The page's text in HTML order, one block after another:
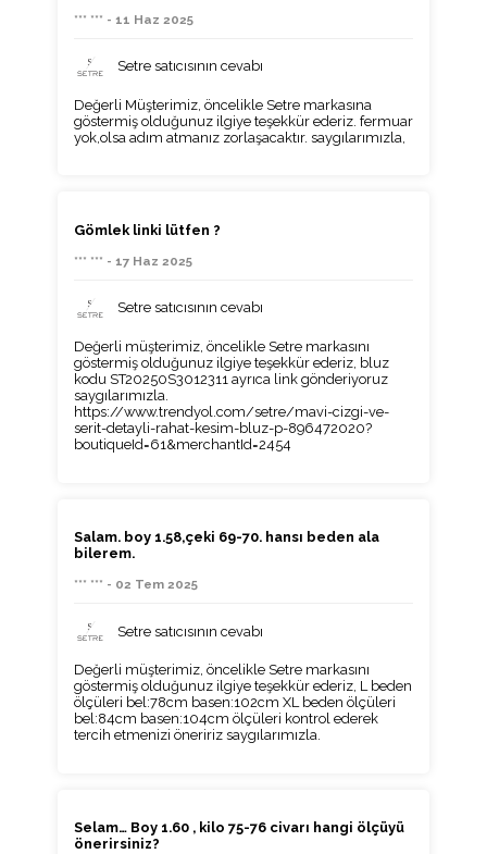
*** *** - 11 Haz 2025
Setre satıcısının cevabı
Değerli Müşterimiz, öncelikle Setre markasına
göstermiş olduğunuz ilgiye teşekkür ederiz. fermuar
yok,olsa adım atmanız zorlaşacaktır. saygılarımızla,
Gömlek linki lütfen ?
*** *** - 17 Haz 2025
Setre satıcısının cevabı
Değerli müşterimiz, öncelikle Setre markasını
göstermiş olduğunuz ilgiye teşekkür ederiz, bluz
kodu ST20250S3012311 ayrıca link gönderiyoruz
saygılarımızla.
https://www.trendyol.com/setre/mavi-cizgi-ve-
serit-detayli-rahat-kesim-bluz-p-896472020?
boutiqueId=61&merchantId=2454
Salam. boy 1.58,çeki 69-70. hansı beden ala
bilerem.
*** *** - 02 Tem 2025
Setre satıcısının cevabı
Değerli müşterimiz, öncelikle Setre markasını
göstermiş olduğunuz ilgiye teşekkür ederiz, L beden
ölçüleri bel:78cm basen:102cm XL beden ölçüleri
bel:84cm basen:104cm ölçüleri kontrol ederek
tercih etmenizi öneririz saygılarımızla.
Selam… Boy 1.60 , kilo 75-76 civarı hangi ölçüyü
önerirsiniz?